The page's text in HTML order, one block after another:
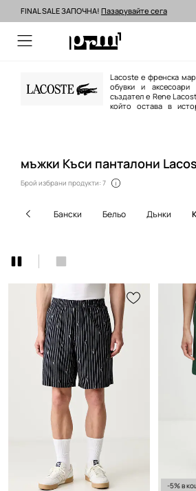
Изпращане до 24 часа >
FINAL SALE ЗАПОЧНА! Пазарувайте сега
Lacoste е френска
обувки и
създател е Rene
който остава в
мъжки Къси панталони
Брой избрани продукти: 7
бански бельо дънки
-5% в